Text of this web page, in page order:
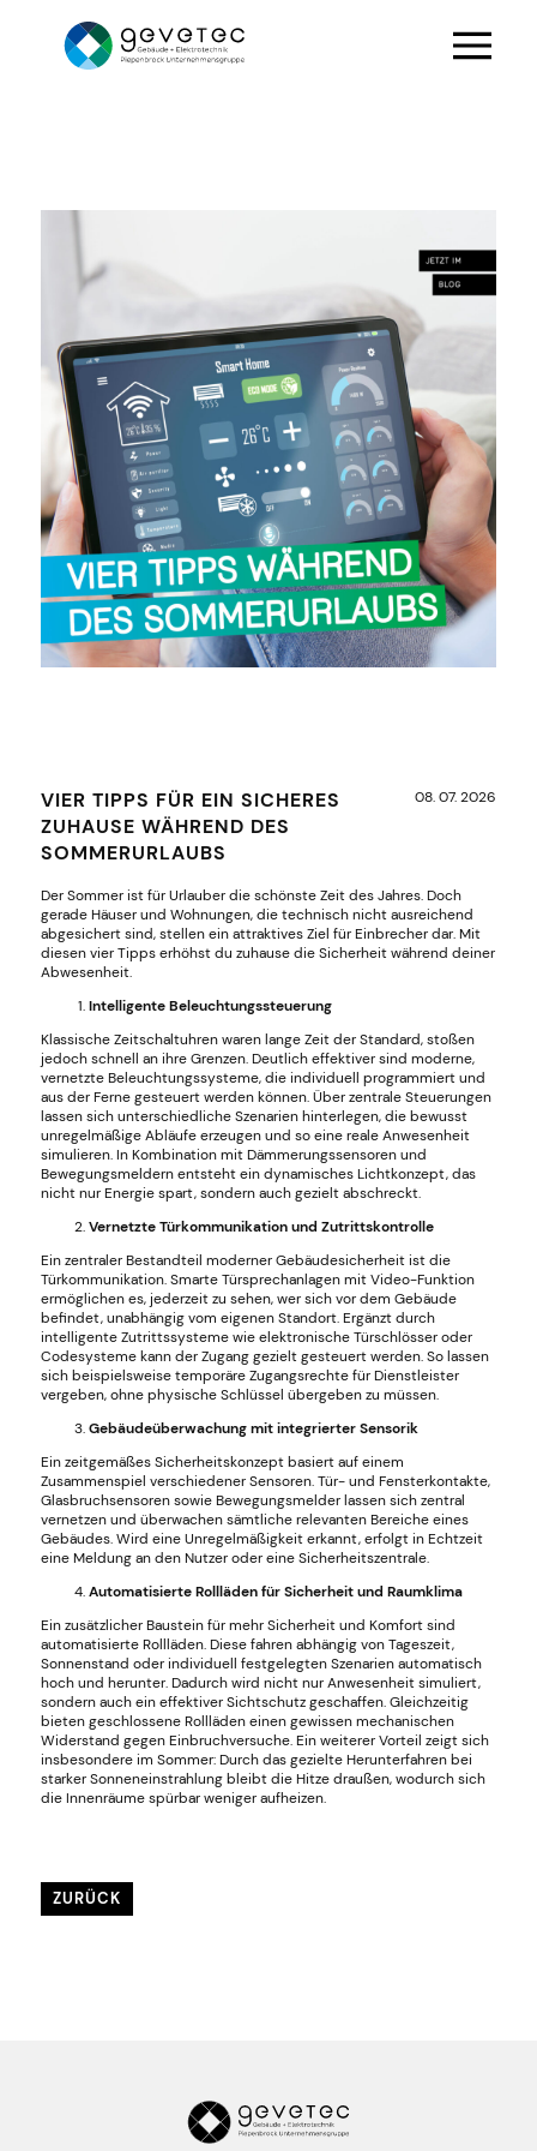
VIER TIPPS FÜR EIN SICHERES
ZUHAUSE WÄHREND DES
SOMMERURLAUBS
Der Sommer ist für Urlauber die schönste Zeit des Jahres. Doch
gerade Häuser und Wohnungen, die technisch nicht ausreichend
abgesichert sind, stellen ein attraktives Ziel für Einbrecher dar. Mit
diesen vier Tipps erhöhst du zuhause die Sicherheit während deiner
Abwesenheit.
Intelligente Beleuchtungssteuerung
Klassische Zeitschaltuhren waren lange Zeit der Standard, stoßen
jedoch schnell an ihre Grenzen. Deutlich effektiver sind moderne,
vernetzte Beleuchtungssysteme, die individuell programmiert und
aus der Ferne gesteuert werden können. Über zentrale Steuerungen
lassen sich unterschiedliche Szenarien hinterlegen, die bewusst
unregelmäßige Abläufe erzeugen und so eine reale Anwesenheit
simulieren. In Kombination mit Dämmerungssensoren und
Bewegungsmeldern entsteht ein dynamisches Lichtkonzept, das
nicht nur Energie spart, sondern auch gezielt abschreckt.
Vernetzte Türkommunikation und Zutrittskontrolle
Ein zentraler Bestandteil moderner Gebäudesicherheit ist die
Türkommunikation. Smarte Türsprechanlagen mit Video-Funktion
ermöglichen es, jederzeit zu sehen, wer sich vor dem Gebäude
befindet, unabhängig vom eigenen Standort. Ergänzt durch
intelligente Zutrittssysteme wie elektronische Türschlösser oder
Codesysteme kann der Zugang gezielt gesteuert werden. So lassen
sich beispielsweise temporäre Zugangsrechte für Dienstleister
vergeben, ohne physische Schlüssel übergeben zu müssen.
Gebäudeüberwachung mit integrierter Sensorik
Ein zeitgemäßes Sicherheitskonzept basiert auf einem
Zusammenspiel verschiedener Sensoren. Tür- und Fensterkontakte,
Glasbruchsensoren sowie Bewegungsmelder lassen sich zentral
vernetzen und überwachen sämtliche relevanten Bereiche eines
Gebäudes. Wird eine Unregelmäßigkeit erkannt, erfolgt in Echtzeit
eine Meldung an den Nutzer oder eine Sicherheitszentrale.
Automatisierte Rollläden für Sicherheit und Raumklima
Ein zusätzlicher Baustein für mehr Sicherheit und Komfort sind
automatisierte Rollläden. Diese fahren abhängig von Tageszeit,
Sonnenstand oder individuell festgelegten Szenarien automatisch
hoch und herunter. Dadurch wird nicht nur Anwesenheit simuliert,
sondern auch ein effektiver Sichtschutz geschaffen. Gleichzeitig
bieten geschlossene Rollläden einen gewissen mechanischen
Widerstand gegen Einbruchversuche. Ein weiterer Vorteil zeigt sich
insbesondere im Sommer: Durch das gezielte Herunterfahren bei
starker Sonneneinstrahlung bleibt die Hitze draußen, wodurch sich
die Innenräume spürbar weniger aufheizen.
08. 07. 2026
ZURÜCK